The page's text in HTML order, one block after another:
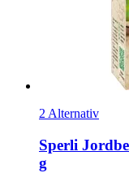
2 Alternativ
Sperli
g